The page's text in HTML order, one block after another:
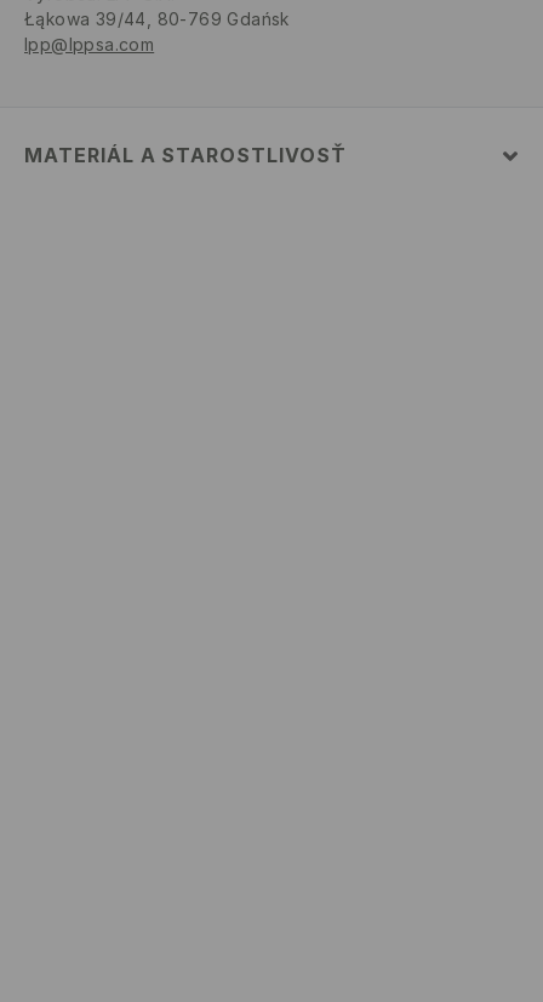
Łąkowa 39/44, 80-769 Gdańsk
lpp@lppsa.com
MATERIÁL A STAROSTLIVOSŤ